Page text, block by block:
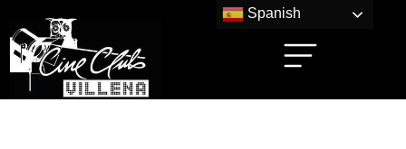
Spanish